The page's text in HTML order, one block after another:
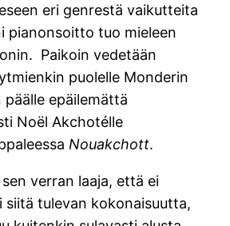
eri genrestä vaikutteita
pianonsoitto tuo mieleen
Paikoin vedetään
puolelle Monderin
päälle epäilemättä
Noël Akchotélle
Nouakchott.
verran laaja, että ei
siitä tulevan kokonaisuutta,